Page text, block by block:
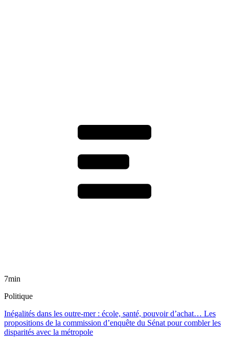
7min
Politique
Inégalités dans les outre-mer : école, santé, pouvoir d’achat… Les
propositions de la commission d’enquête du Sénat pour combler les
disparités avec la métropole